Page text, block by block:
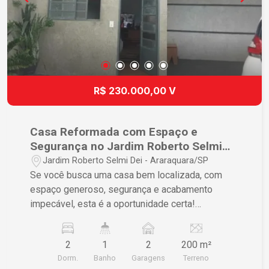
visita.
R$ 230.000,00 V
Casa Reformada com Espaço e
Segurança no Jardim Roberto Selmi
Dei, Araraquara/SP.
Jardim Roberto Selmi Dei - Araraquara/SP
Se você busca uma casa bem localizada, com
espaço generoso, segurança e acabamento
impecável, esta é a oportunidade certa!
Dei, em Araraquara, esta residência passou por
reforma e ampliação recente, entregando o
melhor em conforto e funcionalidade para sua
2
Dorm.
1
Banho
2
Garagens
200 m²
Terreno